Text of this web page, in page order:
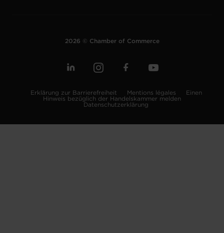
2026 © Chamber of Commerce
Erklärung zur Barrierefreiheit Mentions légales
Einen
Hinweis bezüglich der Handelskammer melden
Datenschutzerklärung